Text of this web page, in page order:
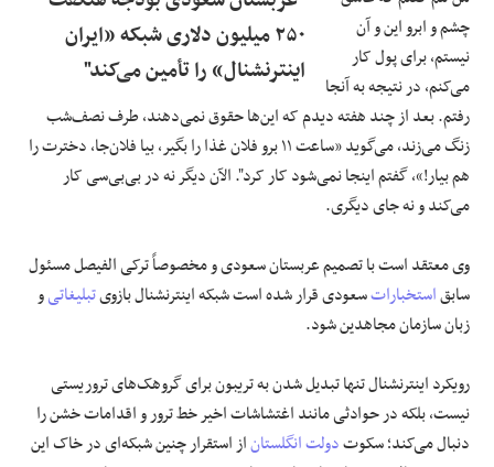
۲۵۰ میلیون دلاری شبکه «ایران
اینترنشنال» را تأمین می‌کند"
چشم و ابرو این و آن
نیستم، برای پول کار
می‌کنم، در نتیجه به آنجا
رفتم. بعد از چند هفته دیدم که این‌ها حقوق نمی‌دهند، طرف نصف‌شب
زنگ می‌زند، می‌گوید «ساعت ۱۱ برو فلان غذا را بگیر، بیا فلان‌جا، دخترت را
هم بیار!»، گفتم اینجا نمی‌شود کار کرد". الآن دیگر نه در بی‌بی‌سی کار
می‌کند و نه جای دیگری.
وی معتقد است با تصمیم عربستان سعودی و مخصوصاً ترکی الفیصل مسئول
سابقاستخباراتسعودی قرار شده است شبکه اینترنشنال بازویتبلیغاتیو
زبان سازمان مجاهدین شود.
رویکرد اینترنشنال تنها تبدیل شدن به تریبون برای گروهک‌های تروریستی
نیست، بلکه در حوادثی مانند اغتشاشات اخیر خط ترور و اقدامات خشن را
دنبال می‌کند؛ سکوتدولت انگلستاناز استقرار چنین شبکه‌ای در خاک این